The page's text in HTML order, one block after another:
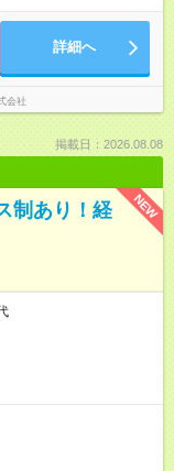
詳細へ
会社
掲載日：2026.08.08
NEW
制あり！経